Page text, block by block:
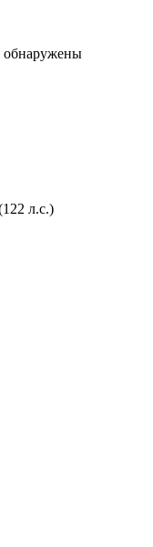
обнаружены
л.с.)